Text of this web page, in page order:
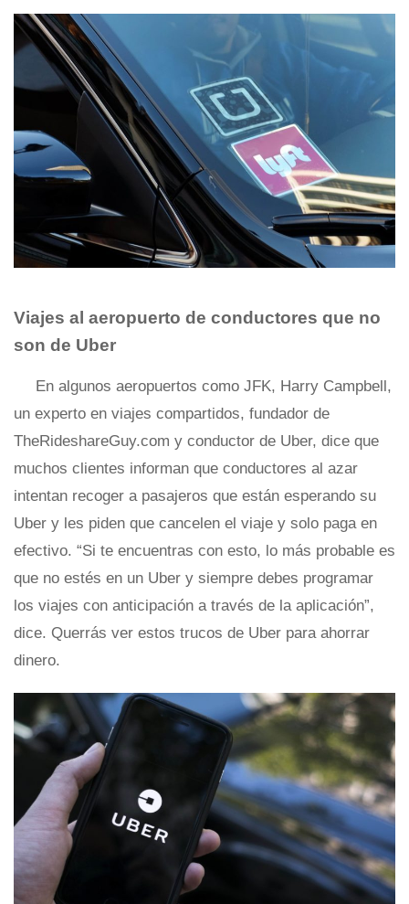
Viajes al aeropuerto de conductores que no
son de Uber
En algunos aeropuertos como JFK, Harry Campbell,
un experto en viajes compartidos, fundador de
TheRideshareGuy.com y conductor de Uber, dice que
muchos clientes informan que conductores al azar
intentan recoger a pasajeros que están esperando su
Uber y les piden que cancelen el viaje y solo paga en
efectivo. “Si te encuentras con esto, lo más probable es
que no estés en un Uber y siempre debes programar
los viajes con anticipación a través de la aplicación”,
dice. Querrás ver estos trucos de Uber para ahorrar
dinero.